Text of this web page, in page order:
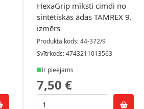
HexaGrip mīksti cimdi no
sintētiskās ādas TAMREX 9.
izmērs
Produkta kods: 44-372/9
Svītrkods: 4743211013563
Ir pieejams
7,50 €